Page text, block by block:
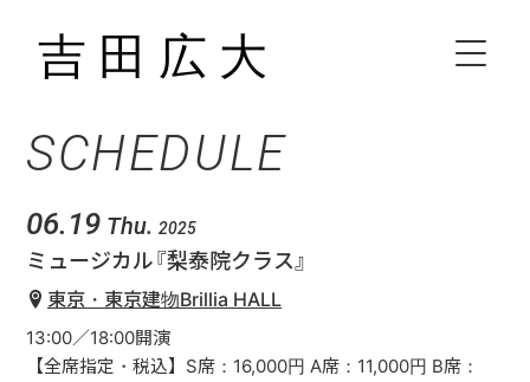
HOME
VIDEO
SCHEDULE
06.19 Thu. 2025
ミュージカル『梨泰院クラス』
東京・東京建物Brillia HALL
13:00／18:00開演
【全席指定・税込】S席：16,000円 A席：11,000円 B席：